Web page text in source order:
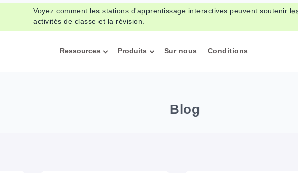
Voyez comment les stations d'apprentissage interactives peuvent soutenir
activités de classe et la révision.
Ressources Produits Sur nous Conditions
Blog